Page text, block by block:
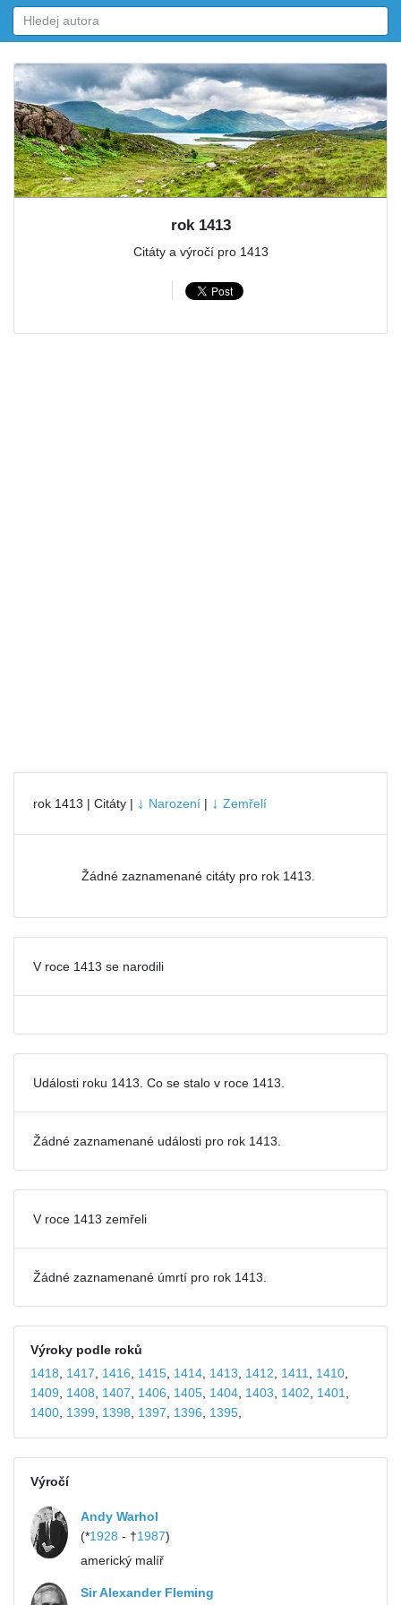
rok 1413
Citáty a výročí pro 1413
rok 1413 | Citáty | ↓ Narození | ↓ Zemřelí
Žádné zaznamenané citáty pro rok 1413.
V roce 1413 se narodili
Události roku 1413. Co se stalo v roce 1413.
Žádné zaznamenané události pro rok 1413.
V roce 1413 zemřeli
Žádné zaznamenané úmrtí pro rok 1413.
Výroky podle roků
1418
1417 1416 1415, 1414, 1413 1412 1411 1410,
1409
1408 1407 1406 1405, 1404, 1403 1402 1401
1400, 1399 1398 1397 1396 1395,
Výročí
Andy Warhol
(*1928 - †1987)
americký malíř
Sir Alexander Fleming